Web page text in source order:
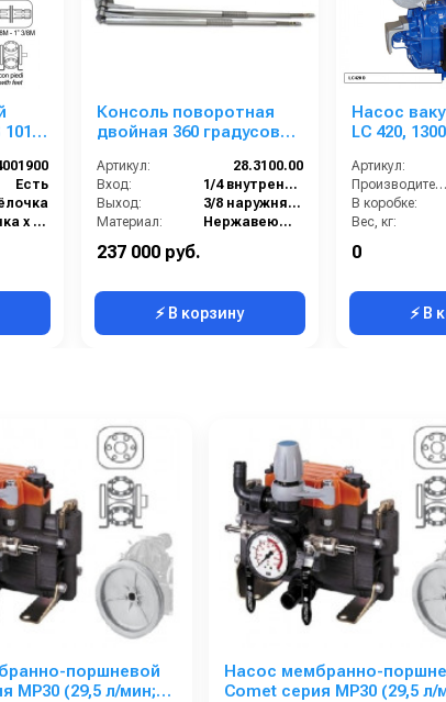
Есть
10 ёлочка х 2 выхода
Консоль поворотная
двойная 360 градусов
нижняя
Артикул:
28.3100.00
Вход:
1/4 внутренняя резьба
Выход:
3/8 наружняя резьба
Материал:
Нержавеющая сталь
Производительность (л/мин):
В коробке:
237 000 руб.
⚡ В корзину
Насос
LC 420,
Артикул:
Производительность (л/мин):
В коробке:
Вес, кг:
0
⚡ В
поршневой
МР30 (29,5 л/мин;
Насос мембранно-
Comet серия МР30 (29,5 л/